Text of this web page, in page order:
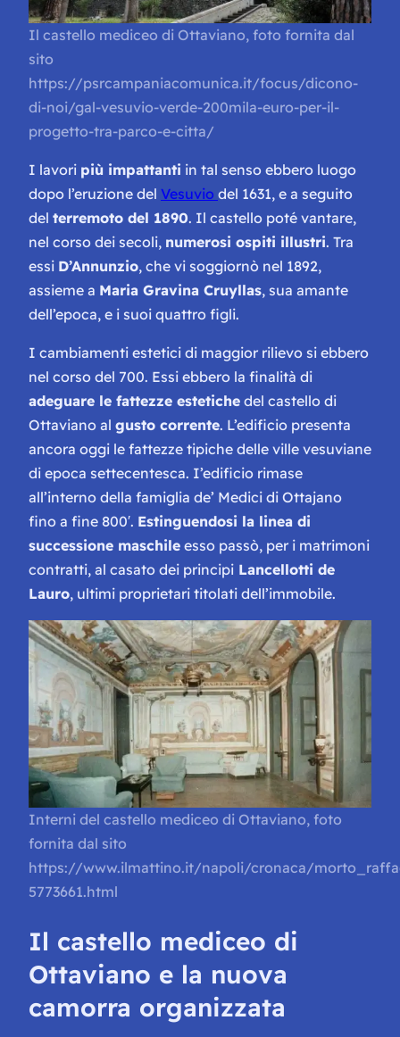
Il castello mediceo di Ottaviano, foto fornita dal
sito
https://psrcampaniacomunica.it/focus/dicono-
di-noi/gal-vesuvio-verde-200mila-euro-per-il-
progetto-tra-parco-e-citta/
I lavori più impattanti in tal senso ebbero luogo
dopo l’eruzione del Vesuvio del 1631, e a seguito
del terremoto del 1890. Il castello poté vantare,
nel corso dei secoli, numerosi ospiti illustri. Tra
essi D’Annunzio, che vi soggiornò nel 1892,
assieme a Maria Gravina Cruyllas, sua amante
dell’epoca, e i suoi quattro figli.
I cambiamenti estetici di maggior rilievo si ebbero
nel corso del 700. Essi ebbero la finalità di
adeguare le fattezze estetiche del castello di
Ottaviano al gusto corrente. L’edificio presenta
ancora oggi le fattezze tipiche delle ville vesuviane
di epoca settecentesca. I’edificio rimase
all’interno della famiglia de’ Medici di Ottajano
fino a fine 800′. Estinguendosi la linea di
successione maschile esso passò, per i matrimoni
contratti, al casato dei principi Lancellotti de
Lauro, ultimi proprietari titolati dell’immobile.
Interni del castello mediceo di Ottaviano, foto
fornita dal sito
https://www.ilmattino.it/napoli/cronaca/
5773661.html
Il castello mediceo di
Ottaviano e la nuova
camorra organizzata